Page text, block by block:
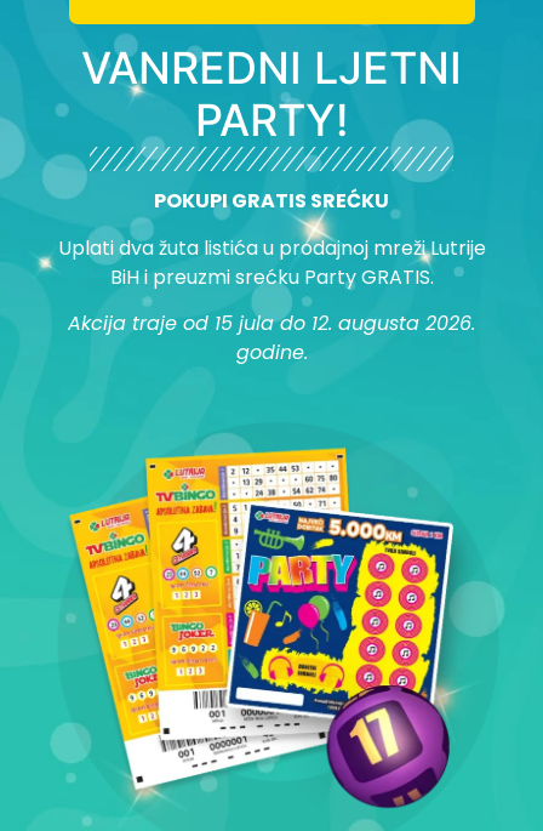
VANREDNI LJETNI
PARTY!
POKUPI GRATIS SREĆKU
Uplati dva žuta listića u prodajnoj mreži Lutrije
BiH i preuzmi srećku Party GRATIS.
Akcija traje od 15 jula do 12. augusta 2026.
godine.